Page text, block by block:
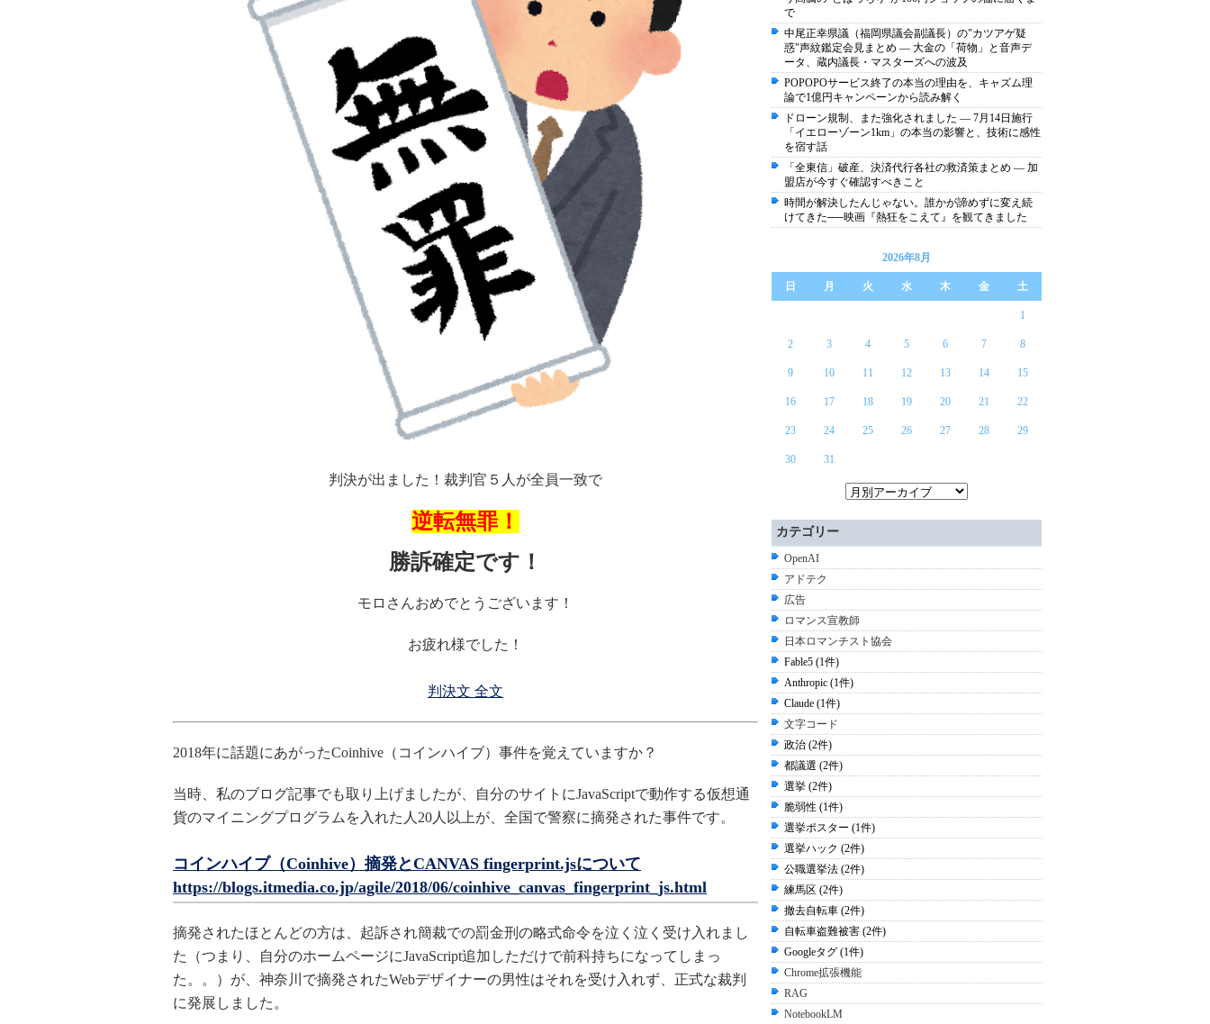
判決が出ました！裁判官５人が全員一致で
逆転無罪！
勝訴確定です！
モロさんおめでとうございます！
お疲れ様でした！
判決文 全文
2018年に話題にあがったCoinhive（コインハイブ）事件を覚えていますか？
当時、私のブログ記事でも取り上げましたが、自分のサイトにJavaScriptで動作する仮想通
貨のマイニングプログラムを入れた人20人以上が、全国で警察に摘発された事件です。
コインハイブ（Coinhive）摘発とCANVAS fingerprint.jsについて
https://blogs.itmedia.co.jp/agile/2018/06/coinhive_canvas_fingerprint_js.html
摘発されたほとんどの方は、起訴され簡裁での罰金刑の略式命令を泣く泣く受け入れまし
た（つまり、自分のホームページにJavaScript追加しただけで前科持ちになってしまっ
た。。）が、神奈川で摘発されたWebデザイナーの男性はそれを受け入れず、正式な裁判
に発展しました。
で
中尾正幸県議（福岡県議会副議長）の"カツアゲ疑
惑"声紋鑑定会見まとめ ― 大金の「荷物」と音声デ
ータ、蔵内議長・マスターズへの波及
POPOPOサービス終了の本当の理由を、キャズム理
論で1億円キャンペーンから読み解く
ドローン規制、また強化されました ― 7月14日施行
「イエローゾーン1km」の本当の影響と、技術に感性
を宿す話
「全東信」破産、決済代行各社の救済策まとめ ― 加
盟店が今すぐ確認すべきこと
時間が解決したんじゃない。誰かが諦めずに変え続
けてきた──映画『熱狂をこえて』を観てきました
2026年8月
日 月 火 水 木 金 土
1
2 3 4 5 6 7 8
9 10 11 12 13 14 15
16 17 18 19 20 21 22
23 24 25 26 27 28 29
30 31
カテゴリー
OpenAI
アドテク
広告
ロマンス宣教師
日本ロマンチスト協会
Fable5 (1件)
Anthropic (1件)
Claude (1件)
文字コード
政治 (2件)
都議選 (2件)
選挙 (2件)
脆弱性 (1件)
選挙ポスター (1件)
選挙ハック (2件)
公職選挙法 (2件)
練馬区 (2件)
撤去自転車 (2件)
自転車盗難被害 (2件)
Googleタグ (1件)
Chrome拡張機能
RAG
NotebookLM